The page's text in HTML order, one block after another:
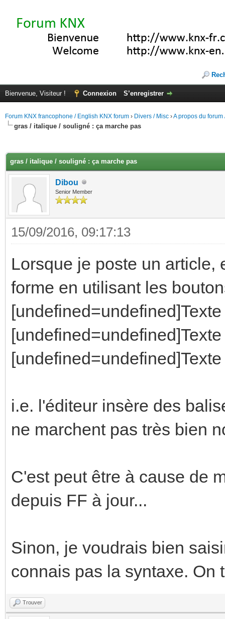
Bienvenue, Visiteur ! Connexion S’enregistrer
Forum KNX francophone / English KNX forum › Divers / Misc ›A propos du forum
gras / italique / souligné : ça marche pas
gras / italique / souligné : ça marche pas
Dibou
Senior Member
15/09/2016, 09:17:13
Lorsque je poste un article,
forme en utilisant les
i.e. l'éditeur insère des
ne marchent pas très bien
C'est peut être à cause de
depuis FF à jour...
Sinon, je voudrais bien
connais pas la syntaxe. On
Trouver